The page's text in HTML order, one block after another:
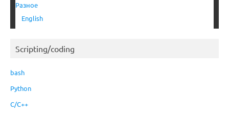
Разное
English
Scripting/coding
bash
Python
C/C++